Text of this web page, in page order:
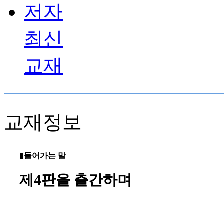
저자
최신
교재
교재정보
▮들어가는 말
제4판을 출간하며